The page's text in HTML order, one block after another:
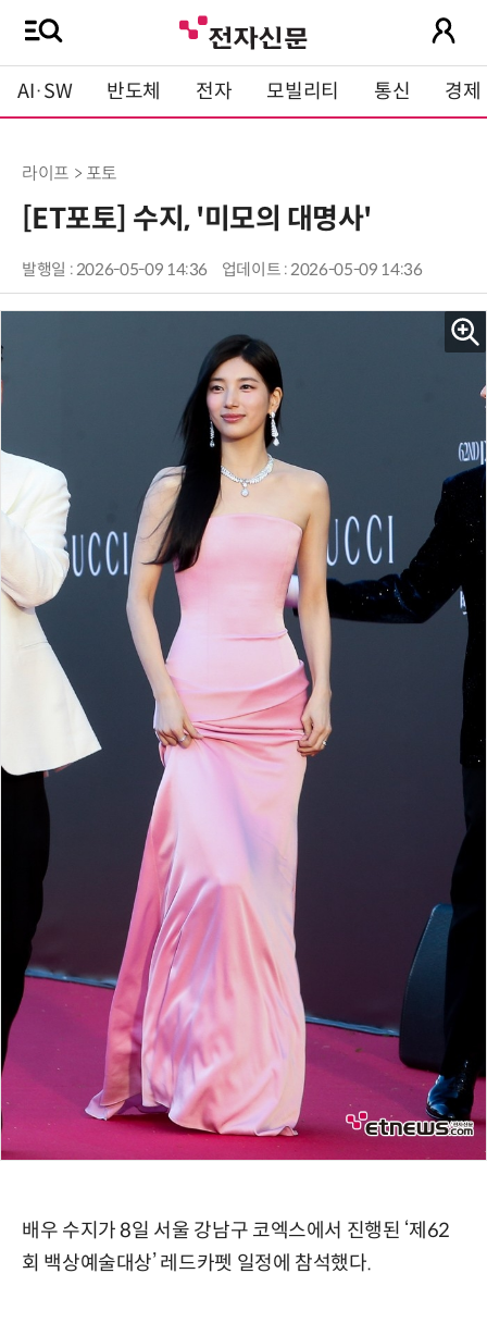
AI·SW 반도체 전자 모빌리티 통신 경제
라이프 > 포토
[ET포토] 수지, '미모의 대명사'
발행일 : 2026-05-09 14:36 업데이트 : 2026-05-09 14:36
배우 수지가 8일 서울 강남구 코엑스에서 진행된 ‘제62
회 백상예술대상’ 레드카펫 일정에 참석했다.